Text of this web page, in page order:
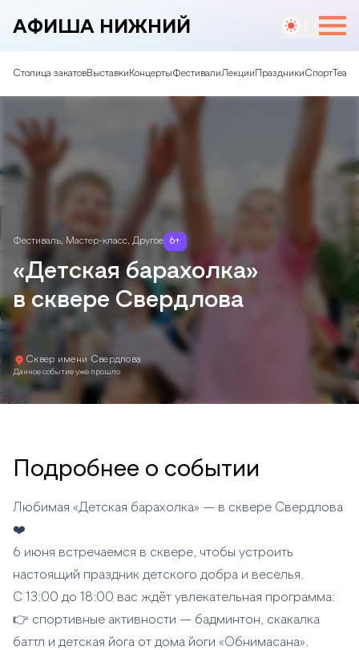
АФИША НИЖНИЙ
Столица закатовВыставкиКонцертыФестивалиЛекции ПраздникиСпорт
Фестиваль, Мастер-класс, Другое 6+
«Детская барахолка»
в сквере Свердлова
Сквер имени Свердлова
Данное событие уже прошло
Подробнее о событии
Любимая «Детская барахолка» — в сквере Свердлова
❤️
6 июня встречаемся в сквере, чтобы устроить
настоящий праздник детского добра и веселья.
С 13:00 до 18:00 вас ждёт увлекательная программа:
👉 спортивные активности — бадминтон, скакалка
баттл и детская йога от дома йоги «Обнимасана».